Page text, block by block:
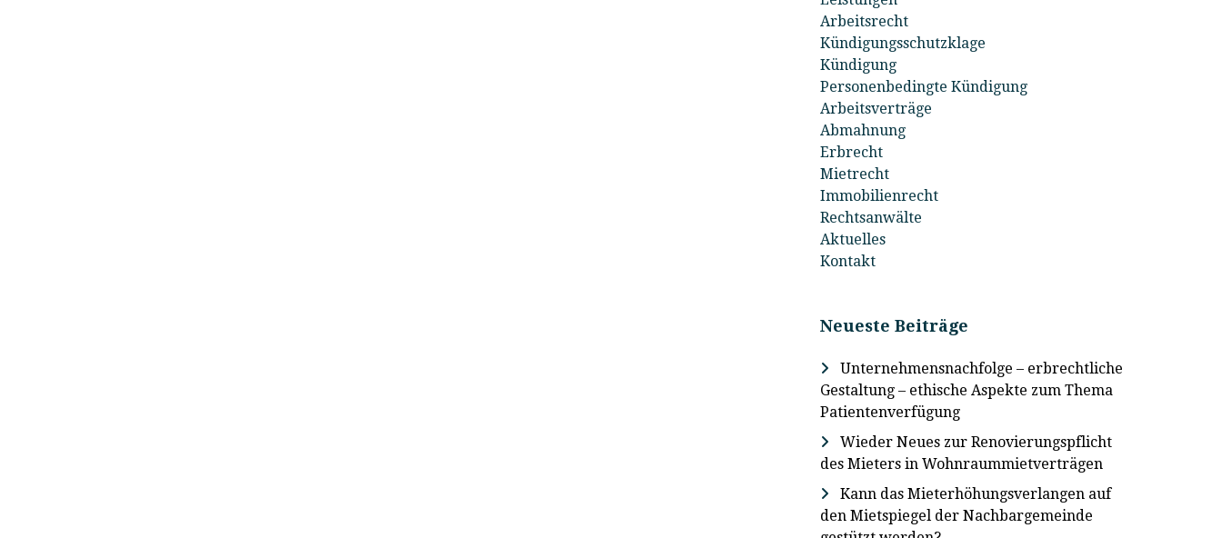
Arbeitsrecht
Kündigungsschutzklage
Kündigung
Personenbedingte Kündigung
Arbeitsverträge
Abmahnung
Erbrecht
Mietrecht
Immobilienrecht
Rechtsanwälte
Aktuelles
Kontakt
Neueste Beiträge
Unternehmensnachfolge – erbrechtliche
Gestaltung – ethische Aspekte zum Thema
Patientenverfügung
Wieder Neues zur Renovierungspflicht
des Mieters in Wohnraummietverträgen
Kann das Mieterhöhungsverlangen auf
den Mietspiegel der Nachbargemeinde